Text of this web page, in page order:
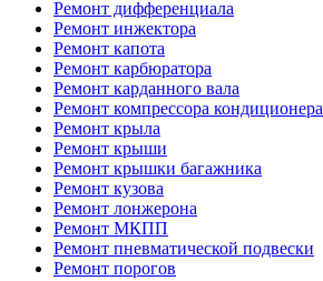
Ремонт дифференциала
Ремонт инжектора
Ремонт капота
Ремонт карбюратора
Ремонт карданного вала
Ремонт компрессора кондиционера
Ремонт крыла
Ремонт крыши
Ремонт крышки багажника
Ремонт кузова
Ремонт лонжерона
Ремонт МКПП
Ремонт пневматической подвески
Ремонт порогов